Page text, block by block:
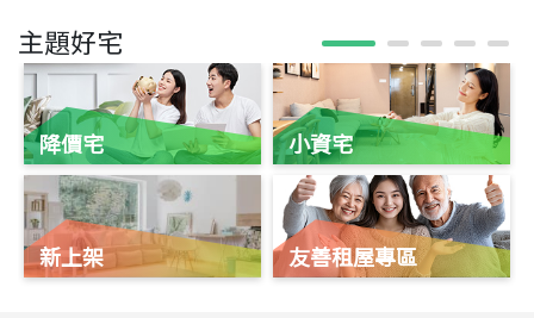
主題好宅
降價宅
新上架
小資宅
友善租屋專區